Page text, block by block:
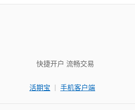
快捷开户 流畅交易
活期宝 | 手机客户端